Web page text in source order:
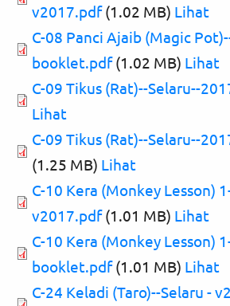
v2017.pdf(1.02 MB) Lihat
C-08 Panci Ajaib (Magic
booklet.pdf(1.02 MB) Lihat
C-09 Tikus (Rat)--Selaru--
Lihat
C-09 Tikus (Rat)--Selaru--
(1.25 MB) Lihat
C-10 Kera (Monkey Lesson)
v2017.pdf(1.01 MB) Lihat
C-10 Kera (Monkey Lesson)
booklet.pdf(1.01 MB) Lihat
C-24 Keladi (Taro)--Selaru -